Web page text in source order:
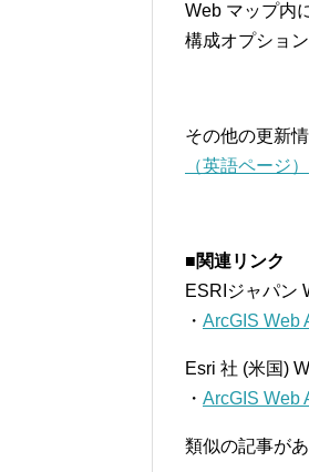
Web マップ内
構成オプショ
その他の更新
（英語ページ）
■関連リンク
ESRIジャパン
・ ArcGIS Web
Esri 社 (米国)
・ ArcGIS Web
類似の記事が